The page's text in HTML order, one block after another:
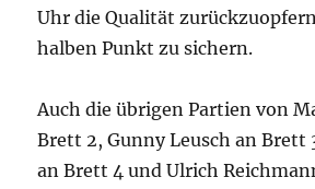
Uhr die Qualität
halben Punkt zu sichern.
Auch die übrigen Partien von
Brett 2, Gunny Leusch an Brett
an Brett 4 und Ulrich